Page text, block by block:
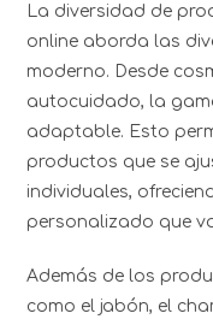
La diversidad de
online aborda las
moderno. Desde
autocuidado, la
adaptable. Esto
productos que se
individuales,
personalizado que
Además de los
como el jabón, el